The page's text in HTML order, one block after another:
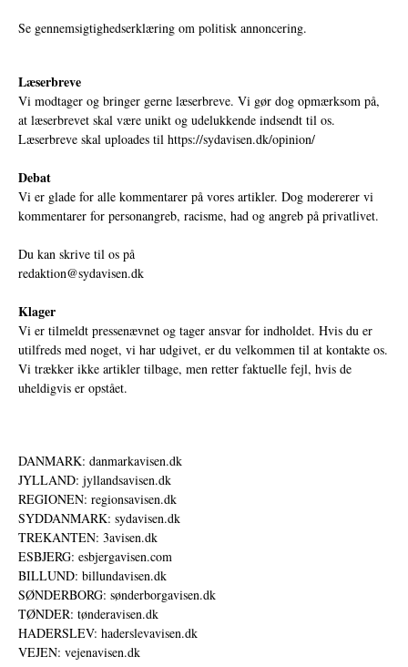
Se gennemsigtighedserklæring om politisk annoncering.
Læserbreve
Vi modtager og bringer gerne læserbreve. Vi gør dog opmærksom på,
at læserbrevet skal være unikt og udelukkende indsendt til os.
Læserbreve skal uploades til https://sydavisen.dk/opinion/
Debat
Vi er glade for alle kommentarer på vores artikler. Dog modererer vi
kommentarer for personangreb, racisme, had og angreb på privatlivet.
Du kan skrive til os på
redaktion@sydavisen.dk
Klager
Vi er tilmeldt pressenævnet og tager ansvar for indholdet. Hvis du er
utilfreds med noget, vi har udgivet, er du velkommen til at kontakte os.
Vi trækker ikke artikler tilbage, men retter faktuelle fejl, hvis de
uheldigvis er opstået.
DANMARK: danmarkavisen.dk
JYLLAND: jyllandsavisen.dk
REGIONEN: regionsavisen.dk
SYDDANMARK: sydavisen.dk
TREKANTEN: 3avisen.dk
ESBJERG: esbjergavisen.com
BILLUND: billundavisen.dk
SØNDERBORG: sønderborgavisen.dk
TØNDER: tønderavisen.dk
HADERSLEV: haderslevavisen.dk
VEJEN: vejenavisen.dk